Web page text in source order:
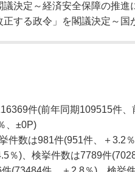
決定～経済安全保障の推進
する政令」を閣議決定～
件(前年同期109515件
、±0P)
数は981件(951件、＋3.2
％)、検挙件数は7789件